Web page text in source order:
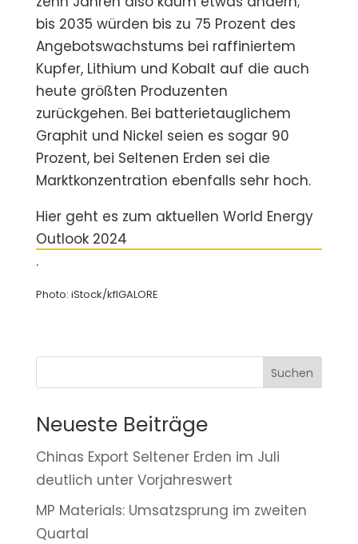
bis 2035 würden bis zu 75 Prozent des
Angebotswachstums bei raffiniertem
Kupfer, Lithium und Kobalt auf die auch
heute größten Produzenten
zurückgehen. Bei batterietauglichem
Graphit und Nickel seien es sogar 90
Prozent, bei Seltenen Erden sei die
Marktkonzentration ebenfalls sehr hoch.
Hier geht es zum aktuellen World Energy
Outlook 2024
.
Photo: iStock/kflGALORE
Suchen
Neueste Beiträge
Chinas Export Seltener Erden im Juli
deutlich unter Vorjahreswert
MP Materials: Umsatzsprung im zweiten
Quartal